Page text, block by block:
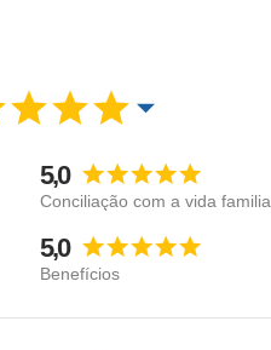
5,0
Conciliação com a vida
5,0
Benefícios